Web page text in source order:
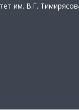
им. В.Г.